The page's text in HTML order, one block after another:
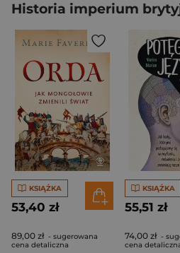
Historia imperium
KSIĄŻKA
53,40 zł
89,00 zł - sugerowana
cena detaliczna
KSIĄŻKA
55,51 zł
74,00 zł -
cena